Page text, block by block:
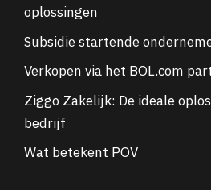
oplossingen
Subsidie startende
Verkopen via het BOL.com
Ziggo Zakelijk: De ideale
bedrijf
Wat betekent POV